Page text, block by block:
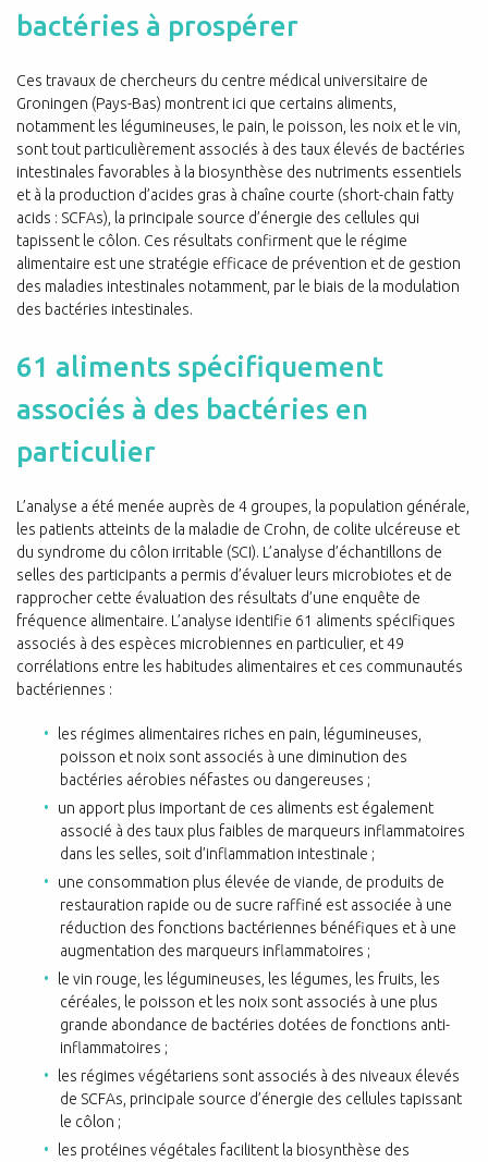
bactéries à prospérer
Ces travaux de chercheurs du centre médical universitaire de
Groningen (Pays-Bas) montrent ici que certains aliments,
notamment les légumineuses, le pain, le poisson, les noix et le vin,
sont tout particulièrement associés à des taux élevés de bactéries
intestinales favorables à la biosynthèse des nutriments essentiels
et à la production d’acides gras à chaîne courte (short-chain fatty
acids : SCFAs), la principale source d’énergie des cellules qui
tapissent le côlon. Ces résultats confirment que le régime
alimentaire est une stratégie efficace de prévention et de gestion
des maladies intestinales notamment, par le biais de la modulation
des bactéries intestinales.
61 aliments spécifiquement
associés à des bactéries en
particulier
L’analyse a été menée auprès de 4 groupes, la population générale,
les patients atteints de la maladie de Crohn, de colite ulcéreuse et
du syndrome du côlon irritable (SCI). L’analyse d’échantillons de
selles des participants a permis d’évaluer leurs microbiotes et de
rapprocher cette évaluation des résultats d’une enquête de
fréquence alimentaire. L’analyse identifie 61 aliments spécifiques
associés à des espèces microbiennes en particulier, et 49
corrélations entre les habitudes alimentaires et ces communautés
bactériennes :
les régimes alimentaires riches en pain, légumineuses,
poisson et noix sont associés à une diminution des
bactéries aérobies néfastes ou dangereuses ;
un apport plus important de ces aliments est également
associé à des taux plus faibles de marqueurs inflammatoires
dans les selles, soit d’inflammation intestinale ;
une consommation plus élevée de viande, de produits de
restauration rapide ou de sucre raffiné est associée à une
réduction des fonctions bactériennes bénéfiques et à une
augmentation des marqueurs inflammatoires ;
le vin rouge, les légumineuses, les légumes, les fruits, les
céréales, le poisson et les noix sont associés à une plus
grande abondance de bactéries dotées de fonctions anti-
inflammatoires ;
les régimes végétariens sont associés à des niveaux élevés
de SCFAs, principale source d’énergie des cellules tapissant
le côlon ;
les protéines végétales facilitent la biosynthèse des